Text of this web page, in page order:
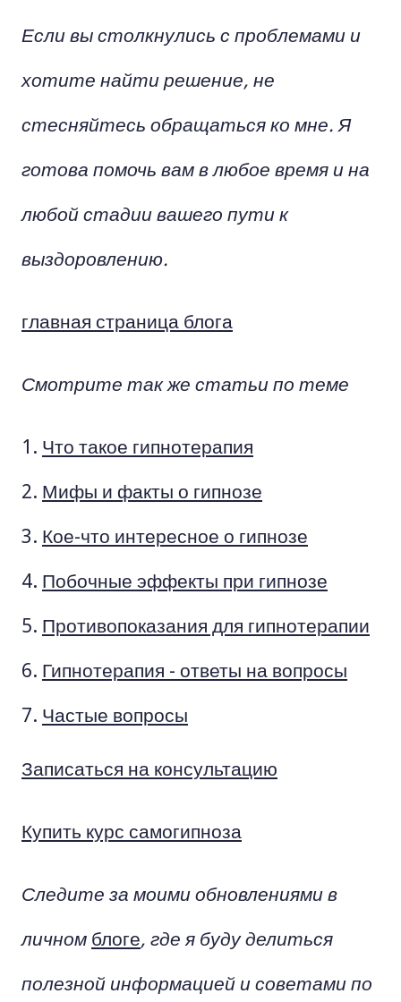
Если вы столкнулись с проблемами и
хотите найти решение, не
стесняйтесь обращаться ко мне. Я
готова помочь вам в любое время и на
любой стадии вашего пути к
выздоровлению.
главная страница блога
Смотрите так же статьи по теме
Что такое гипнотерапия
Мифы и факты о гипнозе
Кое-что интересное о гипнозе
Побочные эффекты при гипнозе
Противопоказания для гипнотерапии
Гипнотерапия - ответы на вопросы
Частые вопросы
Записаться на консультацию
Купить курс самогипноза
Следите за моими обновлениями в
личном блоге, где я буду делиться
полезной информацией и советами по